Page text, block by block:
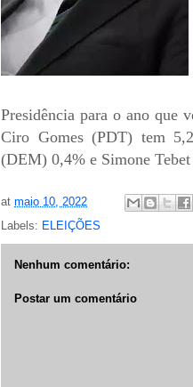
Presidência para o ano que
Ciro Gomes (PDT) tem
(DEM) 0,4% e Simone
at maio 10, 2022
Labels: ELEIÇÕES
Nenhum comentário:
Postar um comentário